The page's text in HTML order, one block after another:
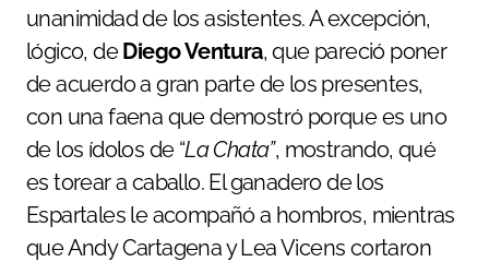
unanimidad de los asistentes. A excepción,
lógico, deDiego Ventura, que pareció poner
de acuerdo a gran parte de los presentes,
con una faena que demostró porque es uno
de los ídolos de “La Chata”, mostrando, qué
es torear a caballo. El ganadero de los
Espartales le acompañó a hombros, mientras
que Andy Cartagena y Lea Vicens cortaron